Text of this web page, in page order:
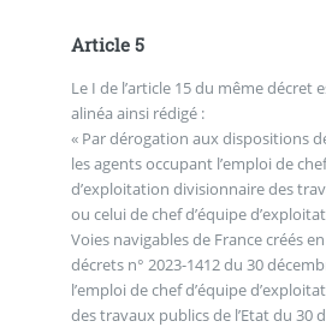
Article 5
Le I de l’article 15 du même décret
alinéa ainsi rédigé :
« Par dérogation aux dispositions
les agents occupant l’emploi de
d’exploitation divisionnaire des
ou celui de chef d’équipe
Voies navigables de France créés
décrets n° 2023-1412 du 30
l’emploi de chef d’équipe
des travaux publics de l’Etat du 30